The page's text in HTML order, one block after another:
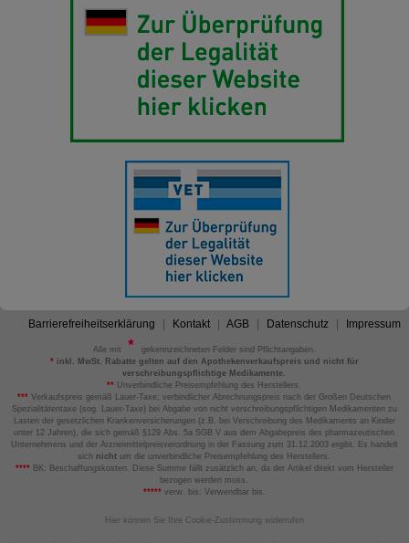
Barrierefreiheitserklärung Kontakt AGB Datenschutz Impressum
Alle mit
gekennzeichneten Felder sind Pflichtangaben.
*inkl. MwSt. Rabatte gelten auf den Apothekenverkaufspreis und nicht für
verschreibungspflichtige Medikamente.
** Unverbindliche Preisempfehlung des Herstellers.
*** Verkaufspreis gemäß Lauer-Taxe; verbindlicher Abrechnungspreis nach der Großen Deutschen
Spezialitätentaxe (sog. Lauer-Taxe) bei Abgabe von nicht verschreibungspflichtigen Medikamenten zu
Lasten der gesetzlichen Krankenversicherungen (z.B. bei Verschreibung des Medikaments an Kinder
unter 12 Jahren), die sich gemäß §129 Abs. 5a SGB V aus dem Abgabepreis des pharmazeutischen
Unternehmens und der Arzneimittelpreisverordnung in der Fassung zum 31.12.2003 ergibt. Es handelt
sich nicht um die unverbindliche Preisempfehlung des Herstellers.
****BK: Beschaffungskosten. Diese Summe fällt zusätzlich an, da der Artikel direkt vom Hersteller
bezogen werden muss.
*****verw. bis: Verwendbar bis.
Hier können Sie Ihre Cookie-Zustimmung widerrufen